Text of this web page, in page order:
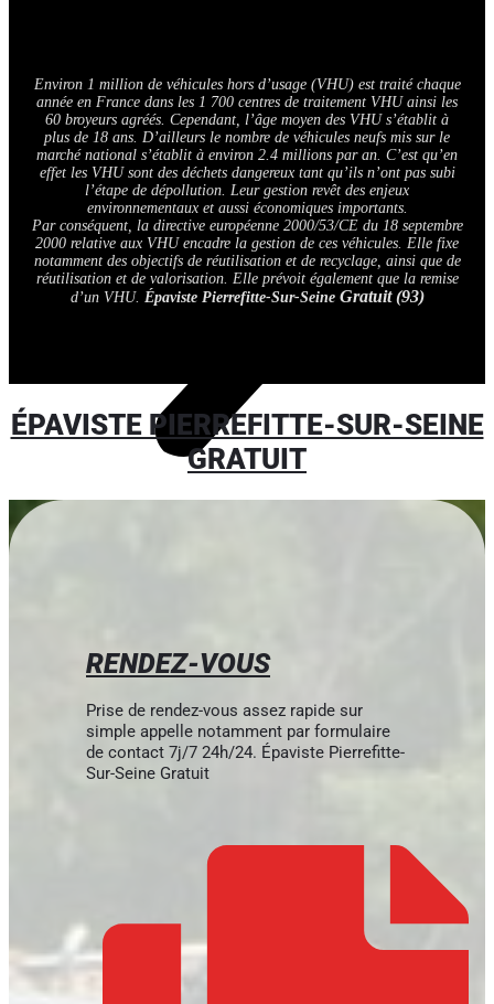
Environ 1 million de véhicules hors d’usage (VHU) est traité chaque
année en France dans les 1 700 centres de traitement VHU ainsi les
60 broyeurs agréés. Cependant, l’âge moyen des VHU s’établit à
plus de 18 ans. D’ailleurs le nombre de véhicules neufs mis sur le
marché national s’établit à environ 2.4 millions par an. C’est qu’en
effet les VHU sont des déchets dangereux tant qu’ils n’ont pas subi
l’étape de dépollution. Leur gestion revêt des enjeux
environnementaux et aussi économiques importants.
Par conséquent, la directive européenne 2000/53/CE du 18 septembre
2000 relative aux VHU encadre la gestion de ces véhicules. Elle fixe
notamment des objectifs de réutilisation et de recyclage, ainsi que de
réutilisation et de valorisation. Elle prévoit également que la remise
d’un VHU. Épaviste Pierrefitte-Sur-SeineGratuit (93)
ÉPAVISTE PIERREFITTE-SUR-SEINE
GRATUIT
RENDEZ-VOUS
Prise de rendez-vous assez rapide sur
simple appelle notamment par formulaire
de contact 7j/7 24h/24. Épaviste Pierrefitte-
Sur-Seine Gratuit